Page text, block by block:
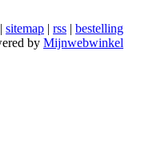
sitemap | rss | bestelling
by Mijnwebwinkel